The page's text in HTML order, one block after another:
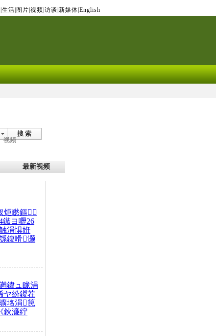
生活 图片 视频 访谈 新媒体 English
搜 索
视频
最新视频
炬矁鏂
ヨ嚦26
涓惧姙
鍑嗗灏
鍏ュ眬涓
ヤ紛鍐茬
垎涓笢
鈥濓紵